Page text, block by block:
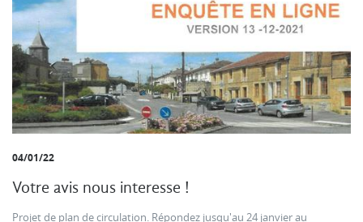
04/01/22
Votre avis nous interesse !
Projet de plan de circulation. Répondez jusqu'au 24 janvier au